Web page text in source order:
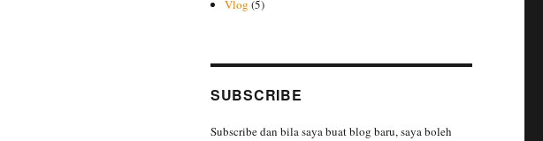
Vlog (5)
SUBSCRIBE
Subscribe dan bila saya buat blog baru, saya boleh